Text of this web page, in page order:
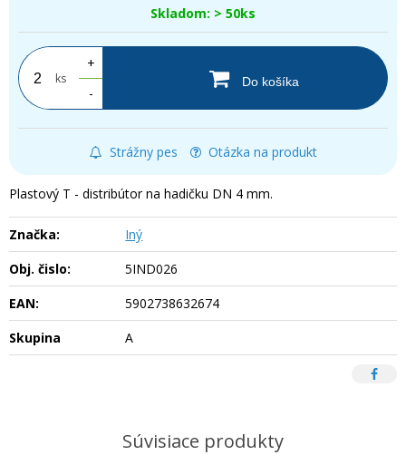
Skladom: > 50ks
ks
+
-
Do košíka
Strážny pes Otázka na produkt
Plastový T - distribútor na hadičku DN 4 mm.
Značka:
Iný
Obj. čislo:
5IND026
EAN:
5902738632674
Skupina
A
Súvisiace produkty